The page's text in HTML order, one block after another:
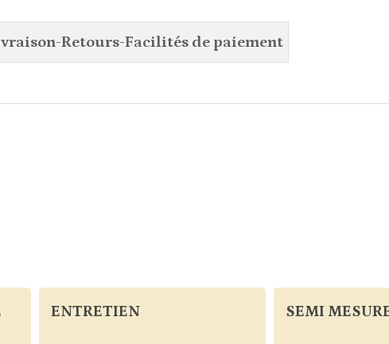
Retours-Facilités de paiement
ENTRETIEN SEMI